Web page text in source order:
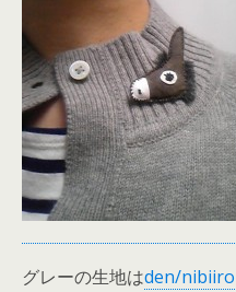
グレーの生地はden/nibiiro